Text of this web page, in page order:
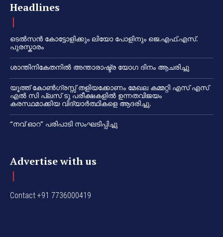
Headlines
ടെൽസൻ കോട്ടോളിക്കും ലിയോ പോളിനും ജെ.എഫ്.എസ്.
പുരസ്കാരം
ശാന്തിനികേതനിൽ അന്താരാഷ്ട്ര യോഗ ദിനം ആചരിച്ചു
യൂത്ത് കോൺഗ്രസ്സ് തളിയക്കോണം മേഖല കമ്മറ്റി എസ് എസ്
എൽ സി പ്ലസ് ടു പരീക്ഷകളിൽ ഉന്നതവിജയം
കരസ്ഥമാക്കിയ വിദ്യാർത്ഥികളെ ആദരിച്ചു.
“നവ് ഓറ” പരിപാടി സംഘടിപ്പിച്ചു
Advertise with us
Contact +91 7736000419